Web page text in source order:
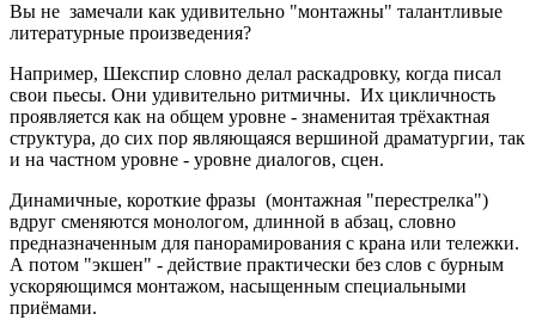
Вы не замечали как удивительно "монтажны" талантливые
литературные произведения?
Например, Шекспир словно делал раскадровку, когда писал
свои пьесы. Они удивительно ритмичны. Их цикличность
проявляется как на общем уровне - знаменитая трёхактная
структура, до сих пор являющаяся вершиной драматургии, так
и на частном уровне - уровне диалогов, сцен.
Динамичные, короткие фразы (монтажная "перестрелка")
вдруг сменяются монологом, длинной в абзац, словно
предназначенным для панорамирования с крана или тележки.
А потом "экшен" - действие практически без слов с бурным
ускоряющимся монтажом, насыщенным специальными
приёмами.